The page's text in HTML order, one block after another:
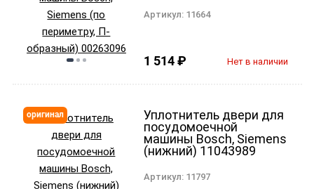
Артикул: 11664
1 514₽ Нет в наличии
оригинал
Уплотнитель двери для
посудомоечной
машины Bosch, Siemens
(нижний) 11043989
Артикул: 11797